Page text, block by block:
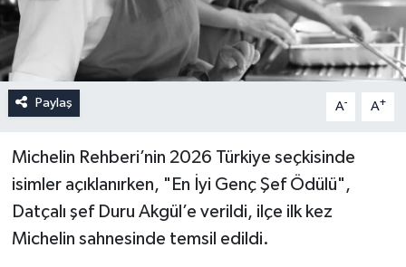
Paylaş A- A+
Michelin Rehberi’nin 2026 Türkiye seçkisinde
isimler açıklanırken, "En İyi Genç Şef Ödülü",
Datçalı şef Duru Akgül’e verildi, ilçe ilk kez
Michelin sahnesinde temsil edildi.